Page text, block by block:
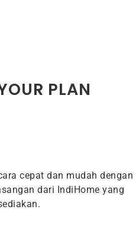
PLAN
cepat dan mudah dengan
dari IndiHome yang